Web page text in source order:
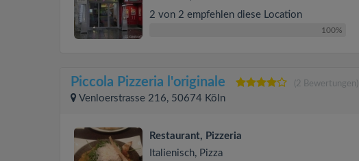
2 von 2 empfehlen diese Location
100%
Piccola Pizzeria l'originale (2 Bewertungen)
Venloerstrasse 216, 50674 Köln
Restaurant, Pizzeria
Italienisch, Pizza